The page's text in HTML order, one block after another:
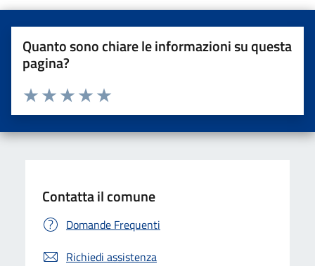
Quanto sono chiare le informazioni su questa
pagina?
Valuta da 1 a 5 stelle la pagina
Valuta 5 stelle su 5
Valuta 4 stelle su 5
Valuta 3 stelle su 5
Valuta 2 stelle su 5
Valuta una stella su 5
Contatta il comune
Domande Frequenti
Richiedi assistenza